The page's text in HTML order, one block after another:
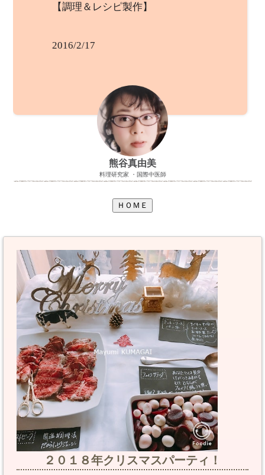
【調理＆レシピ製作】
2016/2/17
熊谷真由美
料理研究家 ・国際中医師
２０１８年クリスマスパーティ！